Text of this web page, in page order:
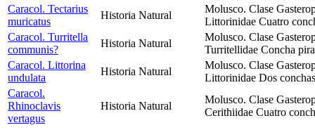
Caracol. Tectarius
muricatus
Historia Natural
Molusco. Clase
Littorinidae Cuatro
Caracol. Turritella
communis?
Historia Natural
Molusco. Clase
Turritellidae Concha
Caracol. Littorina
undulata
Historia Natural
Molusco. Clase
Littorinidae Dos
Caracol.
Rhinoclavis
vertagus
Historia Natural
Molusco. Clase
Cerithiidae Cuatro